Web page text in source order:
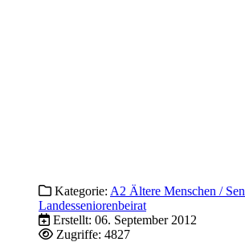
Kategorie: A2 Ältere Menschen /
Landesseniorenbeirat
Erstellt: 06. September 2012
Zugriffe: 4827